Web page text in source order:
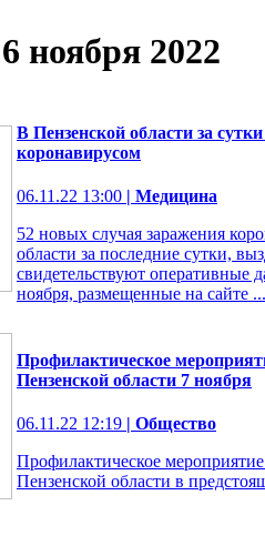
ноября 2022
В Пензенской области за
коронавирусом
06.11.22 13:00 | Медицина
52 новых случая заражения
области за последние сутки,
свидетельствуют оперативные
ноября, размещенные на сайте ...
Профилактическое
Пензенской области 7 ноября
06.11.22 12:19 | Общество
Профилактическое
Пензенской области в